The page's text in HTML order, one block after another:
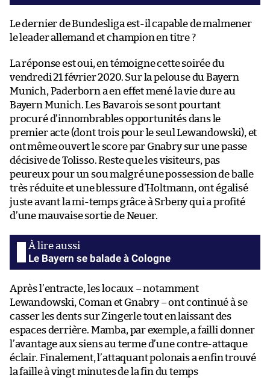
Le dernier de Bundesliga est-il capable de malmener
le leader allemand et champion en titre ?
La réponse est oui, en témoigne cette soirée du
vendredi 21 février 2020. Sur la pelouse du Bayern
Munich, Paderborn a en effet mené la vie dure au
Bayern Munich. Les Bavarois se sont pourtant
procuré d’innombrables opportunités dans le
premier acte (dont trois pour le seul Lewandowski), et
ont même ouvert le score par Gnabry sur une passe
décisive de Tolisso. Reste que les visiteurs, pas
peureux pour un sou malgré une possession de balle
très réduite et une blessure d’Holtmann, ont égalisé
juste avant la mi-temps grâce à Srbeny qui a profité
d’une mauvaise sortie de Neuer.
Le Bayern se balade à Cologne
Après l’entracte, les locaux – notamment
Lewandowski, Coman et Gnabry – ont continué à se
casser les dents sur Zingerle tout en laissant des
espaces derrière. Mamba, par exemple, a failli donner
l’avantage aux siens au terme d’une contre-attaque
éclair. Finalement, l’attaquant polonais a enfin trouvé
la faille à vingt minutes de la fin du temps